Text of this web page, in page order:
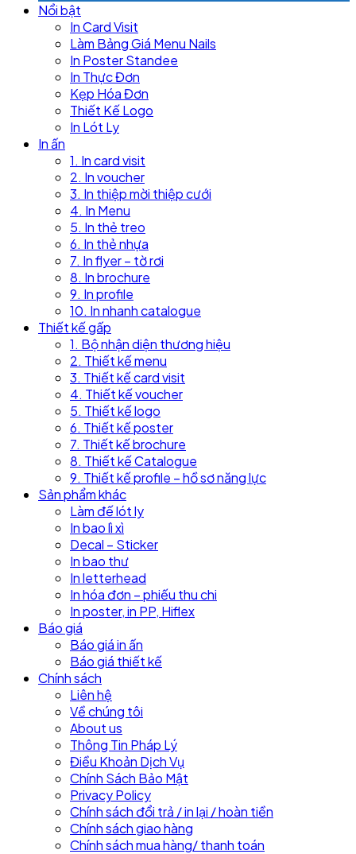
Nổi bật
In Card Visit
Làm Bảng Giá Menu Nails
In Poster Standee
In Thực Đơn
Kẹp Hóa Đơn
Thiết Kế Logo
In Lót Ly
In ấn
1. In card visit
2. In voucher
3. In thiệp mời thiệp cưới
4. In Menu
5. In thẻ treo
6. In thẻ nhựa
7. In flyer – tờ rơi
8. In brochure
9. In profile
10. In nhanh catalogue
Thiết kế gấp
1. Bộ nhận diện thương hiệu
2. Thiết kế menu
3. Thiết kế card visit
4. Thiết kế voucher
5. Thiết kế logo
6. Thiết kế poster
7. Thiết kế brochure
8. Thiết kế Catalogue
9. Thiết kế profile – hồ sơ năng lực
Sản phẩm khác
Làm đế lót ly
In bao lì xì
Decal – Sticker
In bao thư
In letterhead
In hóa đơn – phiếu thu chi
In poster, in PP, Hiflex
Báo giá
Báo giá in ấn
Báo giá thiết kế
Chính sách
Liên hệ
Về chúng tôi
About us
Thông Tin Pháp Lý
Điều Khoản Dịch Vụ
Chính Sách Bảo Mật
Privacy Policy
Chính sách đổi trả / in lại / hoàn tiền
Chính sách giao hàng
Chính sách mua hàng/ thanh toán